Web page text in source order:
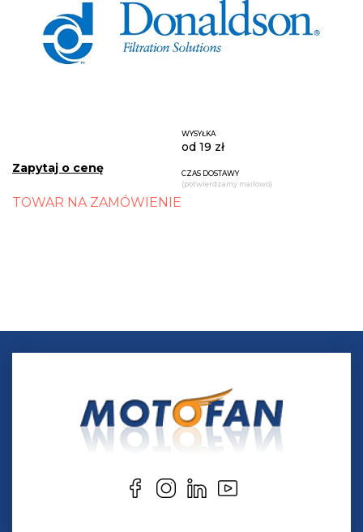
Zapytaj o cenę
TOWAR NA ZAMÓWIENIE
WYSYŁKA
od 19 zł
CZAS DOSTAWY
(potwierdzamy mailowo)